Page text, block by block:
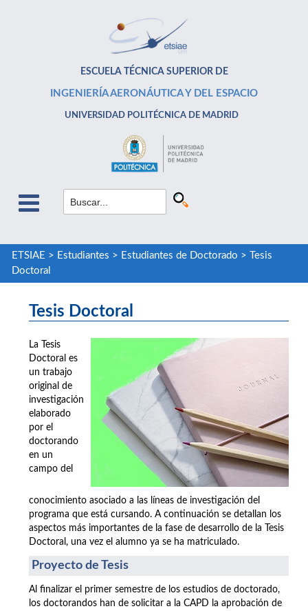
ESCUELA TÉCNICA SUPERIOR DE
INGENIERÍA AERONÁUTICA Y DEL ESPACIO
UNIVERSIDAD POLITÉCNICA DE MADRID
ETSIAE > Estudiantes > Estudiantes de Doctorado >
Tesis
Doctoral
Tesis Doctoral
La Tesis
Doctoral es
un trabajo
original de
investigación
elaborado
por el
doctorando
en un
campo del
conocimiento asociado a las líneas de investigación del
programa que está cursando. A continuación se detallan los
aspectos más importantes de la fase de desarrollo de la Tesis
Doctoral, una vez el alumno ya se ha matriculado.
Proyecto de Tesis
Al finalizar el primer semestre de los estudios de doctorado,
los doctorandos han de solicitar a la CAPD la aprobación de